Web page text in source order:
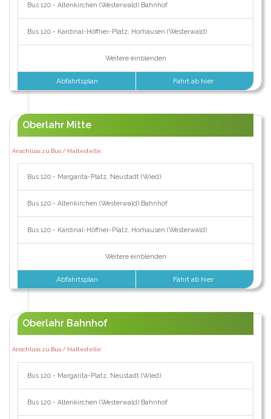
Bus 120 - Altenkirchen (Westerwald) Bahnhof
Bus 120 - Kardinal-Höffner-Platz, Horhausen (Westerwald)
Weitere einblenden
Abfahrtsplan Fahrt ab hier
Oberlahr Mitte
Anschluss zu Bus / Haltestelle:
Bus 120 - Margarita-Platz, Neustadt (Wied)
Bus 120 - Altenkirchen (Westerwald) Bahnhof
Bus 120 - Kardinal-Höffner-Platz, Horhausen (Westerwald)
Weitere einblenden
Abfahrtsplan Fahrt ab hier
Oberlahr Bahnhof
Anschluss zu Bus / Haltestelle:
Bus 120 - Margarita-Platz, Neustadt (Wied)
Bus 120 - Altenkirchen (Westerwald) Bahnhof